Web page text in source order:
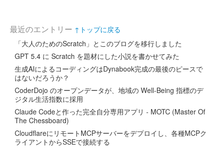
最近のエントリー ↑トップに戻る
「大人のためのScratch」とこのブログを移行しました
GPT 5.4 に Scratch を題材にした小説を書かせてみた
生成AIによるコーディングはDynabook完成の最後のピースで
はないだろうか？
CoderDojo のオープンデータが、地域の Well-Being 指標のデ
ジタル生活指数に採用
Claude Codeと作った完全自分専用アプリ - MOTC (Master Of
The Chessboard)
CloudflareにリモートMCPサーバーをデプロイし、各種MCPク
ライアントからSSEで接続する